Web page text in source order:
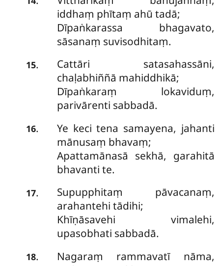
iddhaṃ phītaṃ ahū tadā;
Dīpaṅkarassa bhagavato,
sāsanaṃ suvisodhitaṃ.
15. Cattāri satasahassāni,
chaḷabhiññā mahiddhikā;
Dīpaṅkaraṃ lokaviduṃ,
parivārenti sabbadā.
16.
Ye keci tena samayena, jahanti
mānusaṃ bhavaṃ;
Apattamānasā sekhā, garahitā
bhavanti te.
17.
Supupphitaṃ pāvacanaṃ,
arahantehi tādihi;
Khīṇāsavehi vimalehi,
upasobhati sabbadā.
18.
Nagaraṃ rammavatī nāma,